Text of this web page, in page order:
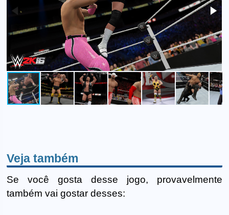
Veja também
Se você gosta desse jogo, provavelmente
também vai gostar desses: